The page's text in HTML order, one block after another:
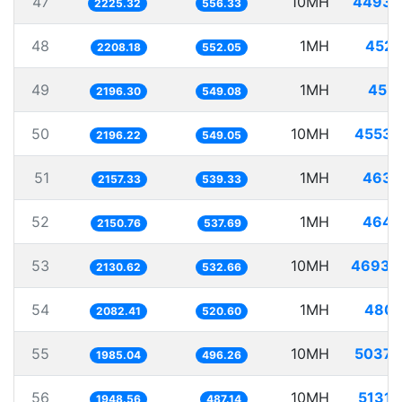
2225.32 556.33
48 2208.18 552.05 1MH
49 2196.30 549.08 1MH
50 2196.22 549.05 10MH
51 2157.33 539.33 1MH
52 2150.76 537.69 1MH
53 2130.62 532.66 10MH
54 2082.41 520.60 1MH
55 1985.04 496.26 10MH
56 1948.56 487.14 10MH